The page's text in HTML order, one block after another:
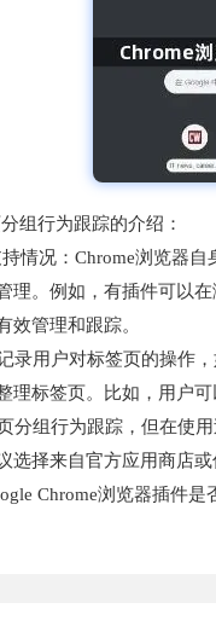
组行为跟踪的介绍：
情况：Chrome浏览器
理。例如，有插件可以
效管理和跟踪。
录用户对标签页的操作
理标签页。比如，用户
分组行为跟踪，但在使
选择来自官方应用商店
Chrome浏览器插件